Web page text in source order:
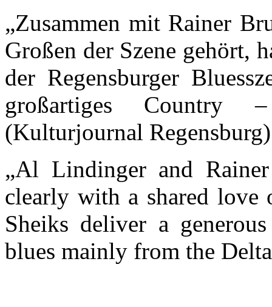
„Zusammen mit Rainer
Großen der Szene gehört,
der Regensburger
großartiges Country –
(Kulturjournal
„Al Lindinger and
clearly with a shared love
Sheiks deliver a
blues mainly from the